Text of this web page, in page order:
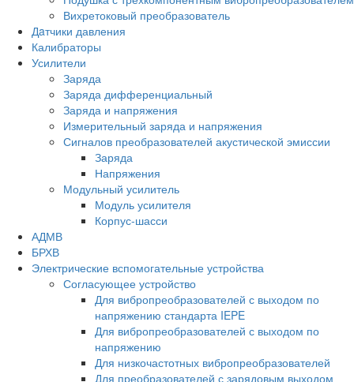
Вихретоковый преобразователь
Дaтчики давления
Калибраторы
Усилители
Заряда
Заряда дифференциальный
Заряда и напряжения
Измерительный заряда и напряжения
Сигналов преобразователей акустической эмиссии
Заряда
Напряжения
Модульный усилитель
Модуль усилителя
Корпус-шасси
АДМВ
БРХВ
Электрические вспомогательные устройства
Согласующее устройство
Для вибропреобразователей с выходом по
напряжению стандарта IEPE
Для вибропреобразователей с выходом по
напряжению
Для низкочастотных вибропреобразователей
Для преобразователей с зарядовым выходом